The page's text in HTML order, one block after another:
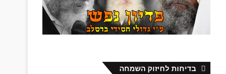
בדיחות לחיזוק השמחה